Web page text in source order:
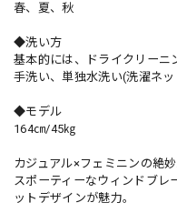
春、夏、秋
◆洗い方
基本的には、ドライクリーニ
手洗い、単独水洗い(洗濯ネッ
◆モデル
164㎝/45㎏
カジュアル×フェミニンの絶
スポーティーなウィンドブレ
ットデザインが魅力。